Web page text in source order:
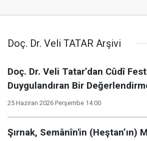
Doç. Dr. Veli TATAR Arşivi
Doç. Dr. Veli Tatar’dan Cûdî
Duygulandıran Bir
25 Haziran 2026 Perşembe 14:00
Şırnak, Semânîn'in (Heştan’ın)